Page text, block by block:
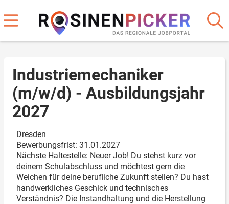
Industriemechaniker
(m/w/d) - Ausbildungsjahr
2027
Dresden
Bewerbungsfrist: 31.01.2027
Nächste Haltestelle: Neuer Job! Du stehst kurz vor
deinem Schulabschluss und möchtest gern die
Weichen für deine berufliche Zukunft stellen? Du hast
handwerkliches Geschick und technisches
Verständnis? Die Instandhaltung und die Herstellung